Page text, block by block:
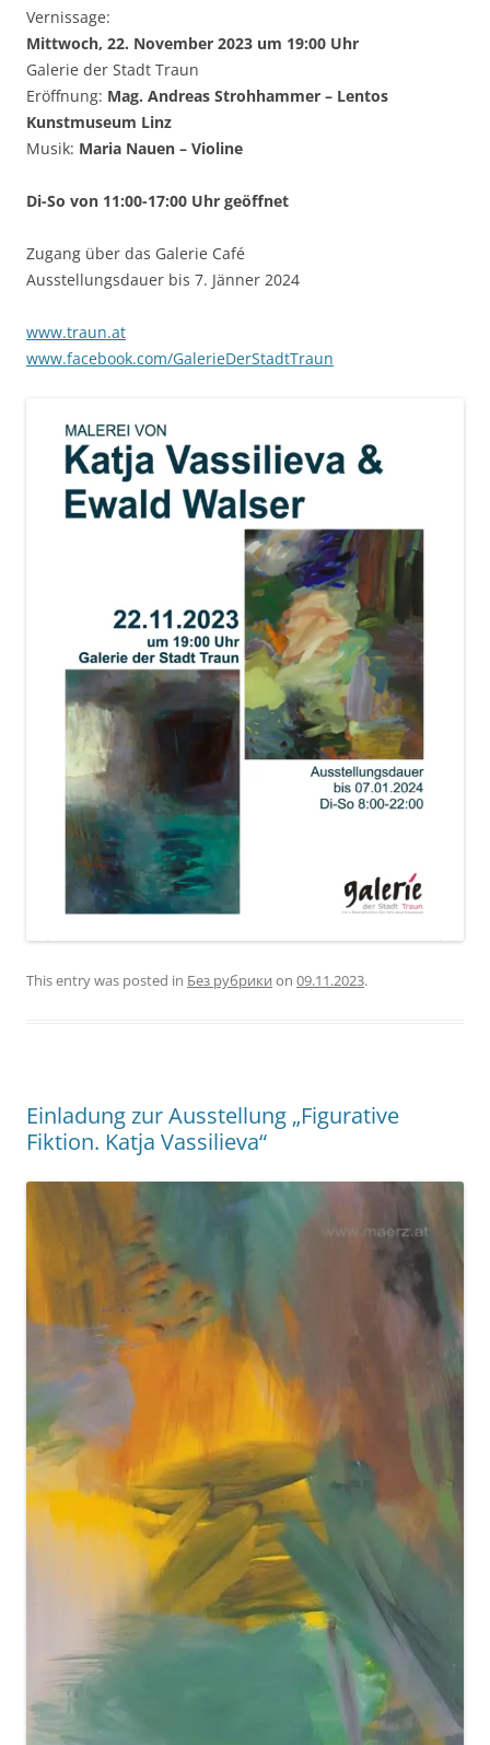
Vernissage:
Mittwoch, 22. November 2023 um 19:00 Uhr
Galerie der Stadt Traun
Eröffnung: Mag. Andreas Strohhammer – Lentos
Kunstmuseum Linz
Musik: Maria Nauen – Violine
Di-So von 11:00-17:00 Uhr geöffnet
Zugang über das Galerie Café
Ausstellungsdauer bis 7. Jänner 2024
www.traun.at
www.facebook.com/GalerieDerStadtTraun
This entry was posted in Без рубрики on 09.11.2023.
Einladung zur Ausstellung „Figurative
Fiktion. Katja Vassilieva“